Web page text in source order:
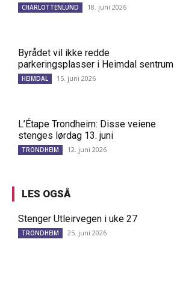
CHARLOTTENLUND 18. juni 2026
Byrådet vil ikke redde
parkeringsplasser i Heimdal sentrum
HEIMDAL 15. juni 2026
L’Étape Trondheim: Disse veiene
stenges lørdag 13. juni
TRONDHEIM 12. juni 2026
LES OGSÅ
Stenger Utleirvegen i uke 27
TRONDHEIM 25. juni 2026